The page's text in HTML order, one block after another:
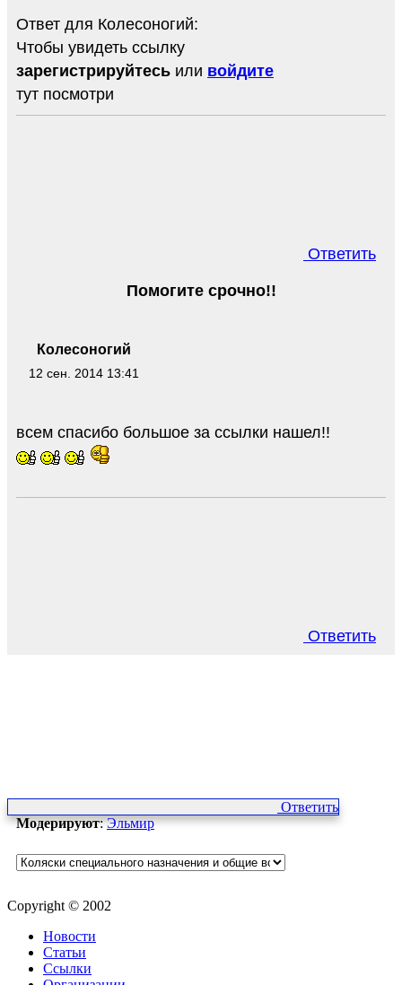
Ответ для Колесоногий:
Чтобы увидеть ссылку
зарегистрируйтесь или войдите
тут посмотри
Ответить
Колесоногий
12 сен. 2014 13:41
Помогите срочно!!
всем спасибо большое за ссылки нашел!!
Ответить
Ответить
Модерируют:Эльмир
Copyright © 2002
Новости
Статьи
Ссылки